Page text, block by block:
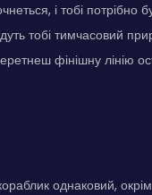
і тобі потрібно
тобі тимчасовий
фінішну лінію
однаковий,